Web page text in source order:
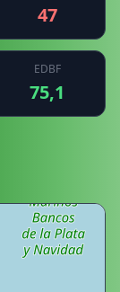
47
EDBF
75,1